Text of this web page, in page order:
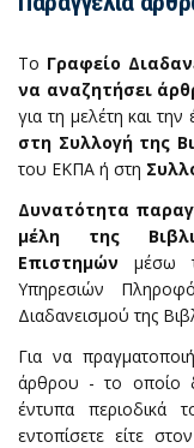
Το Γραφείο
να αναζητήσει
για τη μελέτη και
στη Συλλογή της
του ΕΚΠΑ ή στη
Δυνατότητα
μέλη της
Επιστημώνμέσω
Υπηρεσιών
Διαδανεισμού της
Για να
άρθρου - το οποίο
έντυπα
εντοπίσετε είτε